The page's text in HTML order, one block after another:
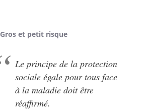
Gros et petit risque
Le principe de la protection
sociale égale pour tous face
à la maladie doit être
réaffirmé.